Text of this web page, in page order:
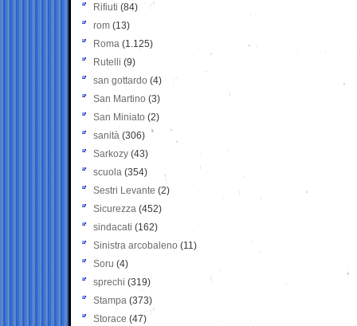
Rifiuti (84)
rom (13)
Roma (1.125)
Rutelli (9)
san gottardo (4)
San Martino (3)
San Miniato (2)
sanità (306)
Sarkozy (43)
scuola (354)
Sestri Levante (2)
Sicurezza (452)
sindacati (162)
Sinistra arcobaleno (11)
Soru (4)
sprechi (319)
Stampa (373)
Storace (47)